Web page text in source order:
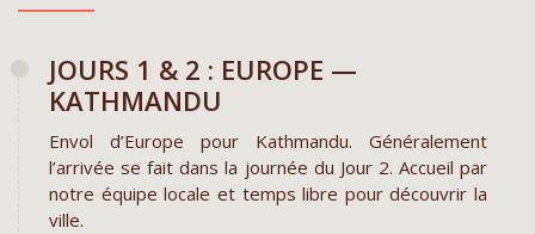
JOURS 1 & 2 : EUROPE —
KATHMANDU
Envol d’Europe pour Kathmandu. Généralement
l’arrivée se fait dans la journée du Jour 2. Accueil par
notre équipe locale et temps libre pour découvrir la
ville.